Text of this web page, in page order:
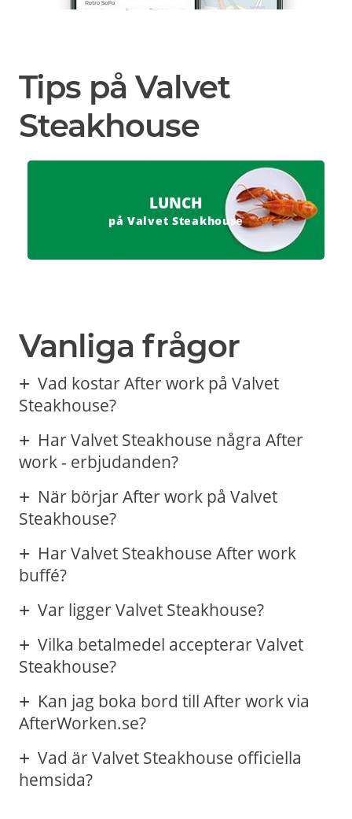
Tips på Valvet
Steakhouse
LUNCH
på Valvet Steakhouse
Vanliga frågor
Vad kostar After work på Valvet
Steakhouse?
Har Valvet Steakhouse några After
work - erbjudanden?
När börjar After work på Valvet
Steakhouse?
Har Valvet Steakhouse After work
buffé?
Var ligger Valvet Steakhouse?
Vilka betalmedel accepterar Valvet
Steakhouse?
Kan jag boka bord till After work via
AfterWorken.se?
Vad är Valvet Steakhouse officiella
hemsida?